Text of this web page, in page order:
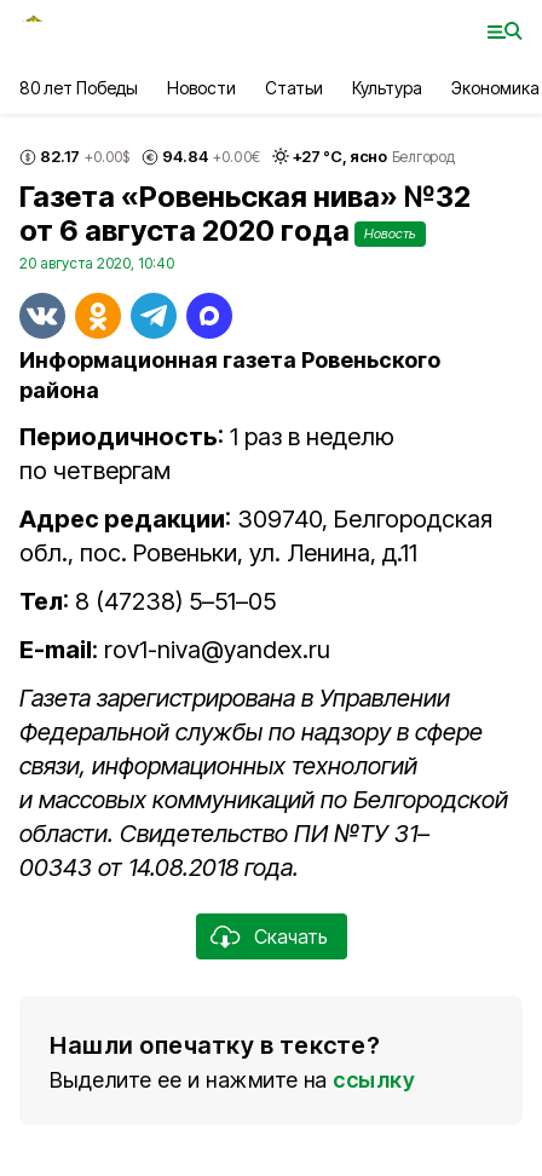
80 лет Победы Новости Статьи Культура Экономика
82.17 +0.00$ 94.84 +0.00€ +27 °С, ясно Белгород
Газета «Ровеньская нива» №32
от 6 августа 2020 года
Новость
20 августа 2020, 10:40
Информационная газета Ровеньского
района
Периодичность: 1 раз в неделю
по четвергам
Адрес редакции: 309740, Белгородская
обл., пос. Ровеньки, ул. Ленина, д.11
Тел: 8 (47238) 5–51–05
E-mail: rov1-niva@yandex.ru
Газета зарегистрирована в Управлении
Федеральной службы по надзору в сфере
связи, информационных технологий
и массовых коммуникаций по Белгородской
области. Свидетельство ПИ №ТУ 31–
00343 от 14.08.2018 года.
Скачать
Нашли опечатку в тексте?
Выделите ее и нажмите на ссылку